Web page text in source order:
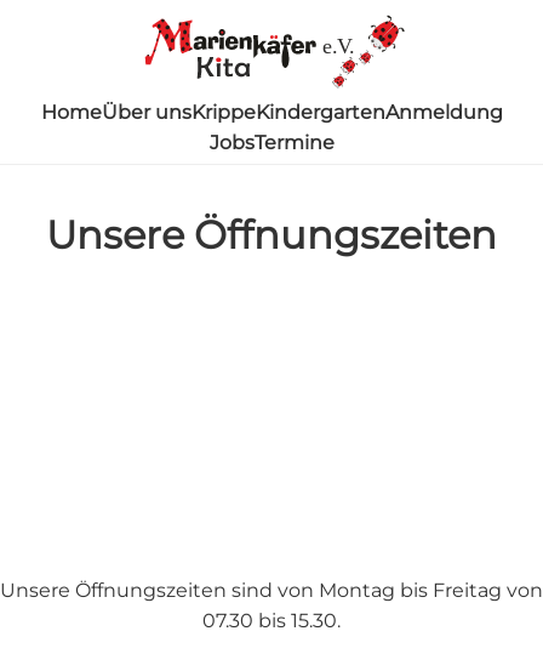
e.V.
HomeÜber unsKrippeKindergartenAnmeldung
JobsTermine
Unsere Öffnungszeiten
Unsere Öffnungszeiten sind von Montag bis Freitag von
07.30 bis 15.30.